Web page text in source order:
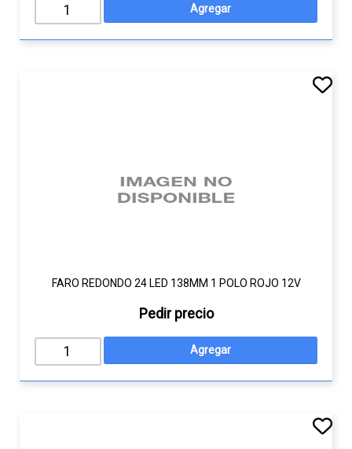
FARO REDONDO 24 LED 138MM 1 POLO ROJO 12V
Pedir precio